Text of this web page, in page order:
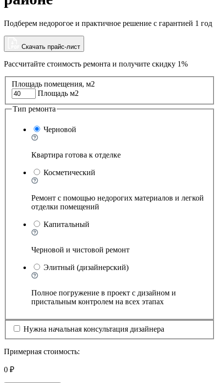
Подберем недорогое и практичное решение с гарантией 1 год
Скачать прайс-лист
Рассчитайте стоимость ремонта и получите скидку 1%
Площадь помещения, м2
Площадь м2
Тип ремонта
Черновой
Квартира готова к отделке
Косметический
Ремонт с помощью недорогих материалов и легкой
отделки помещений
Капитальный
Черновой и чистовой ремонт
Элитный (дизайнерский)
Полное погружение в проект с дизайном и
пристальным контролем на всех этапах
Нужна начальная консультация дизайнера
Примерная стоимость:
0 ₽